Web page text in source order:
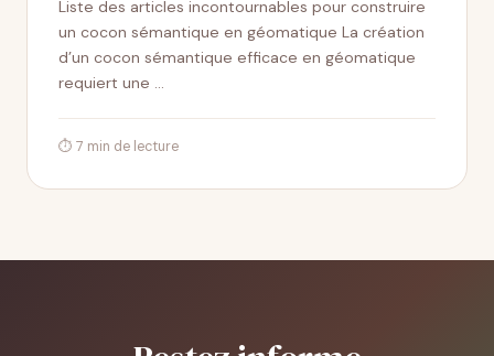
Liste des articles incontournables pour construire
un cocon sémantique en géomatique La création
d’un cocon sémantique efficace en géomatique
requiert une …
⏱ 7 min de lecture